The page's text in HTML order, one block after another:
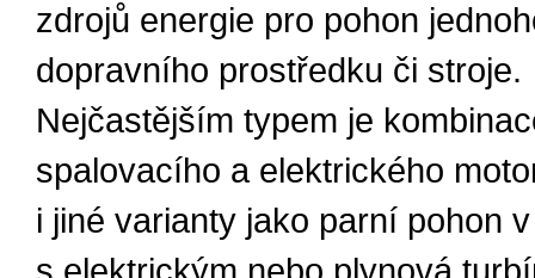
zdrojů energie pro pohon
dopravního prostředku či stroje.
Nejčastějším typem je
spalovacího a elektrického
i jiné varianty jako parní pohon